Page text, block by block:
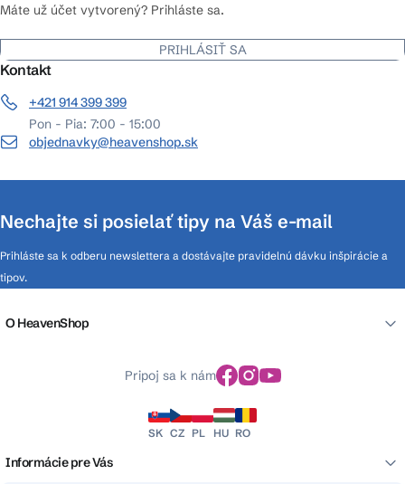
Máte už účet vytvorený? Prihláste sa.
PRIHLÁSIŤ SA
Kontakt
+421 914 399 399
Pon - Pia: 7:00 - 15:00
objednavky@heavenshop.sk
Nechajte si posielať tipy na Váš e-mail
Prihláste sa k odberu newslettera a dostávajte pravidelnú dávku inšpirácie a
tipov.
O HeavenShop
Pripoj sa k nám
SK CZ PL HU RO
Informácie pre Vás